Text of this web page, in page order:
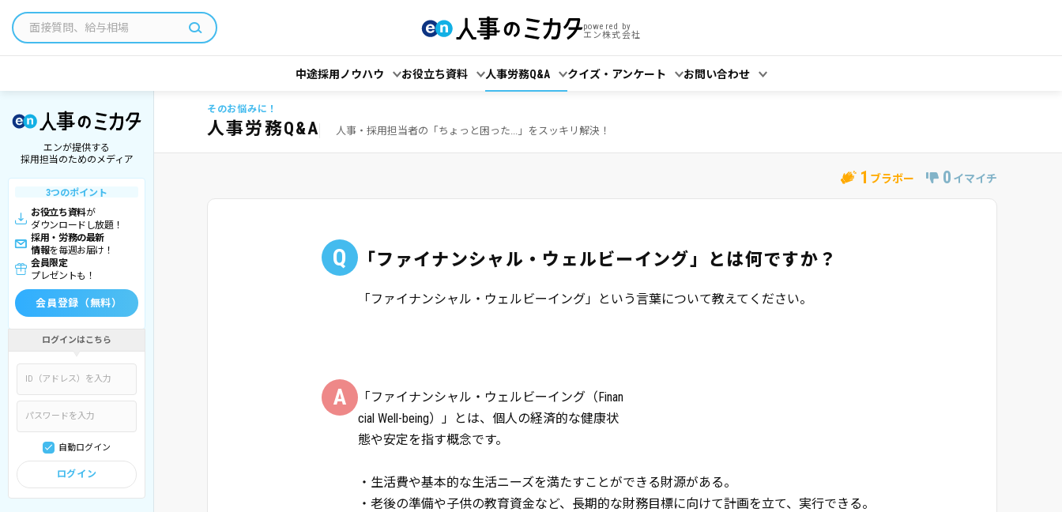
powered by
エン株式会社
中途採用ノウハウ お役立ち資料 人事労務Q&A クイズ・アンケート お問い合わせ
エンが提供する
採用担当のためのメディア
3つのポイント
お役立ち資料が
ダウンロードし放題！
採用・労務の最新
情報を毎週お届け！
会員限定
プレゼントも！
会員登録（無料）
ログインはこちら
自動ログイン
ログイン
そのお悩みに！
人事労務Q&A 人事・採用担当者の「ちょっと困った...」をスッキリ解決！
1 ブラボー 0 イマイチ
Q 「ファイナンシャル・ウェルビーイング」とは何ですか？
「ファイナンシャル・ウェルビーイング」という言葉について教えてください。
A
「ファイナンシャル・ウェルビーイング（Finan
cial Well-being）」とは、個人の経済的な健康状
態や安定を指す概念です。
・生活費や基本的な生活ニーズを満たすことができる財源がある。
・老後の準備や子供の教育資金など、長期的な財務目標に向けて計画を立て、実行できる。